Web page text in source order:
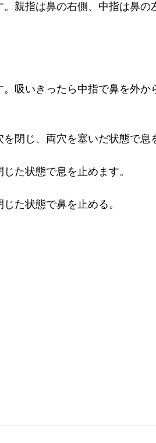
親指は鼻の右側、中指は鼻の
吸いきったら中指で鼻を外か
じ、両穴を塞いだ状態で息
た状態で息を止めます。
た状態で鼻を止める。